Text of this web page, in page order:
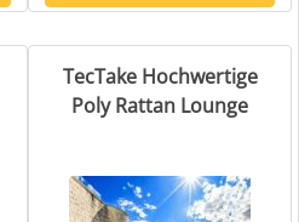
TecTake Hochwertige
Poly Rattan Lounge